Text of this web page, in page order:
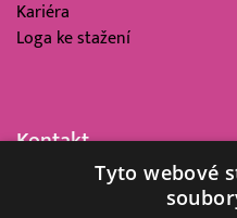
Kariéra
Loga ke stažení
Kontakt
Barrandov Televizní Studio,
Tyto webové